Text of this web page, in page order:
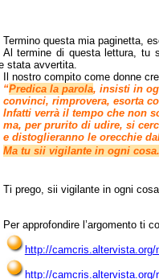
Termino questa mia paginetta,
Al termine di questa lettura, tu
stata avvertita.
Il nostro compito come donne
“Predica la parola, insisti in
convinci, rimprovera, esorta
Infatti verrà il tempo che non
ma, per prurito di udire, si
e distoglieranno le orecchie
Ma tu sii vigilante in ogni cosa.
Ti prego, sii vigilante in ogni
Per approfondire l’argomento ti
http://camcris.altervista.org/
http://camcris.altervista.org/